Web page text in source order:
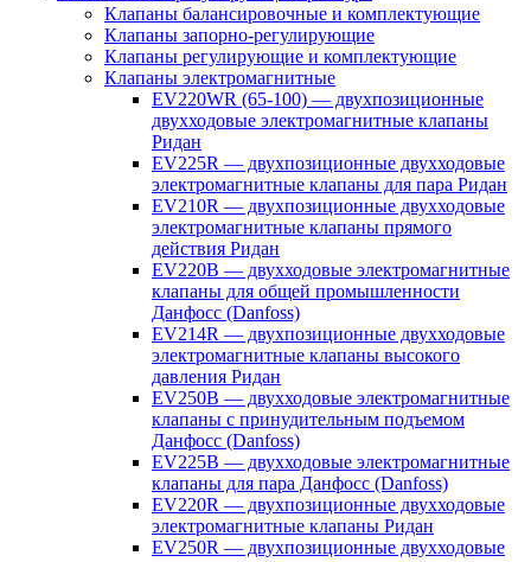
Клапаны балансировочные и комплектующие
Клапаны запорно-регулирующие
Клапаны регулирующие и комплектующие
Клапаны электромагнитные
EV220WR (65-100) — двухпозиционные
двухходовые электромагнитные клапаны
Ридан
EV225R — двухпозиционные двухходовые
электромагнитные клапаны для пара Ридан
EV210R — двухпозиционные двухходовые
электромагнитные клапаны прямого
действия Ридан
EV220B — двухходовые электромагнитные
клапаны для общей промышленности
Данфосс (Danfoss)
EV214R — двухпозиционные двухходовые
электромагнитные клапаны высокого
давления Ридан
EV250B — двухходовые электромагнитные
клапаны с принудительным подъемом
Данфосс (Danfoss)
EV225B — двухходовые электромагнитные
клапаны для пара Данфосс (Danfoss)
EV220R — двухпозиционные двухходовые
электромагнитные клапаны Ридан
EV250R — двухпозиционные двухходовые